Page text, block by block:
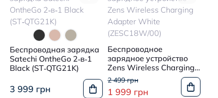
Беспроводная зарядка
Satechi OntheGo 2‑в‑1
Black (ST‑QTG21K)
3 999 грн
Беспроводное
зарядное устройство
Zens Wireless Charging
Adapter White
(ZESC18W/00)
2 499 грн
1 999 грн